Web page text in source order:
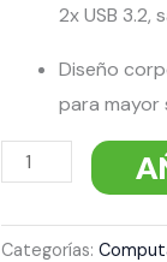
2x USB 3.2,
Diseño
para mayor
Categorías: